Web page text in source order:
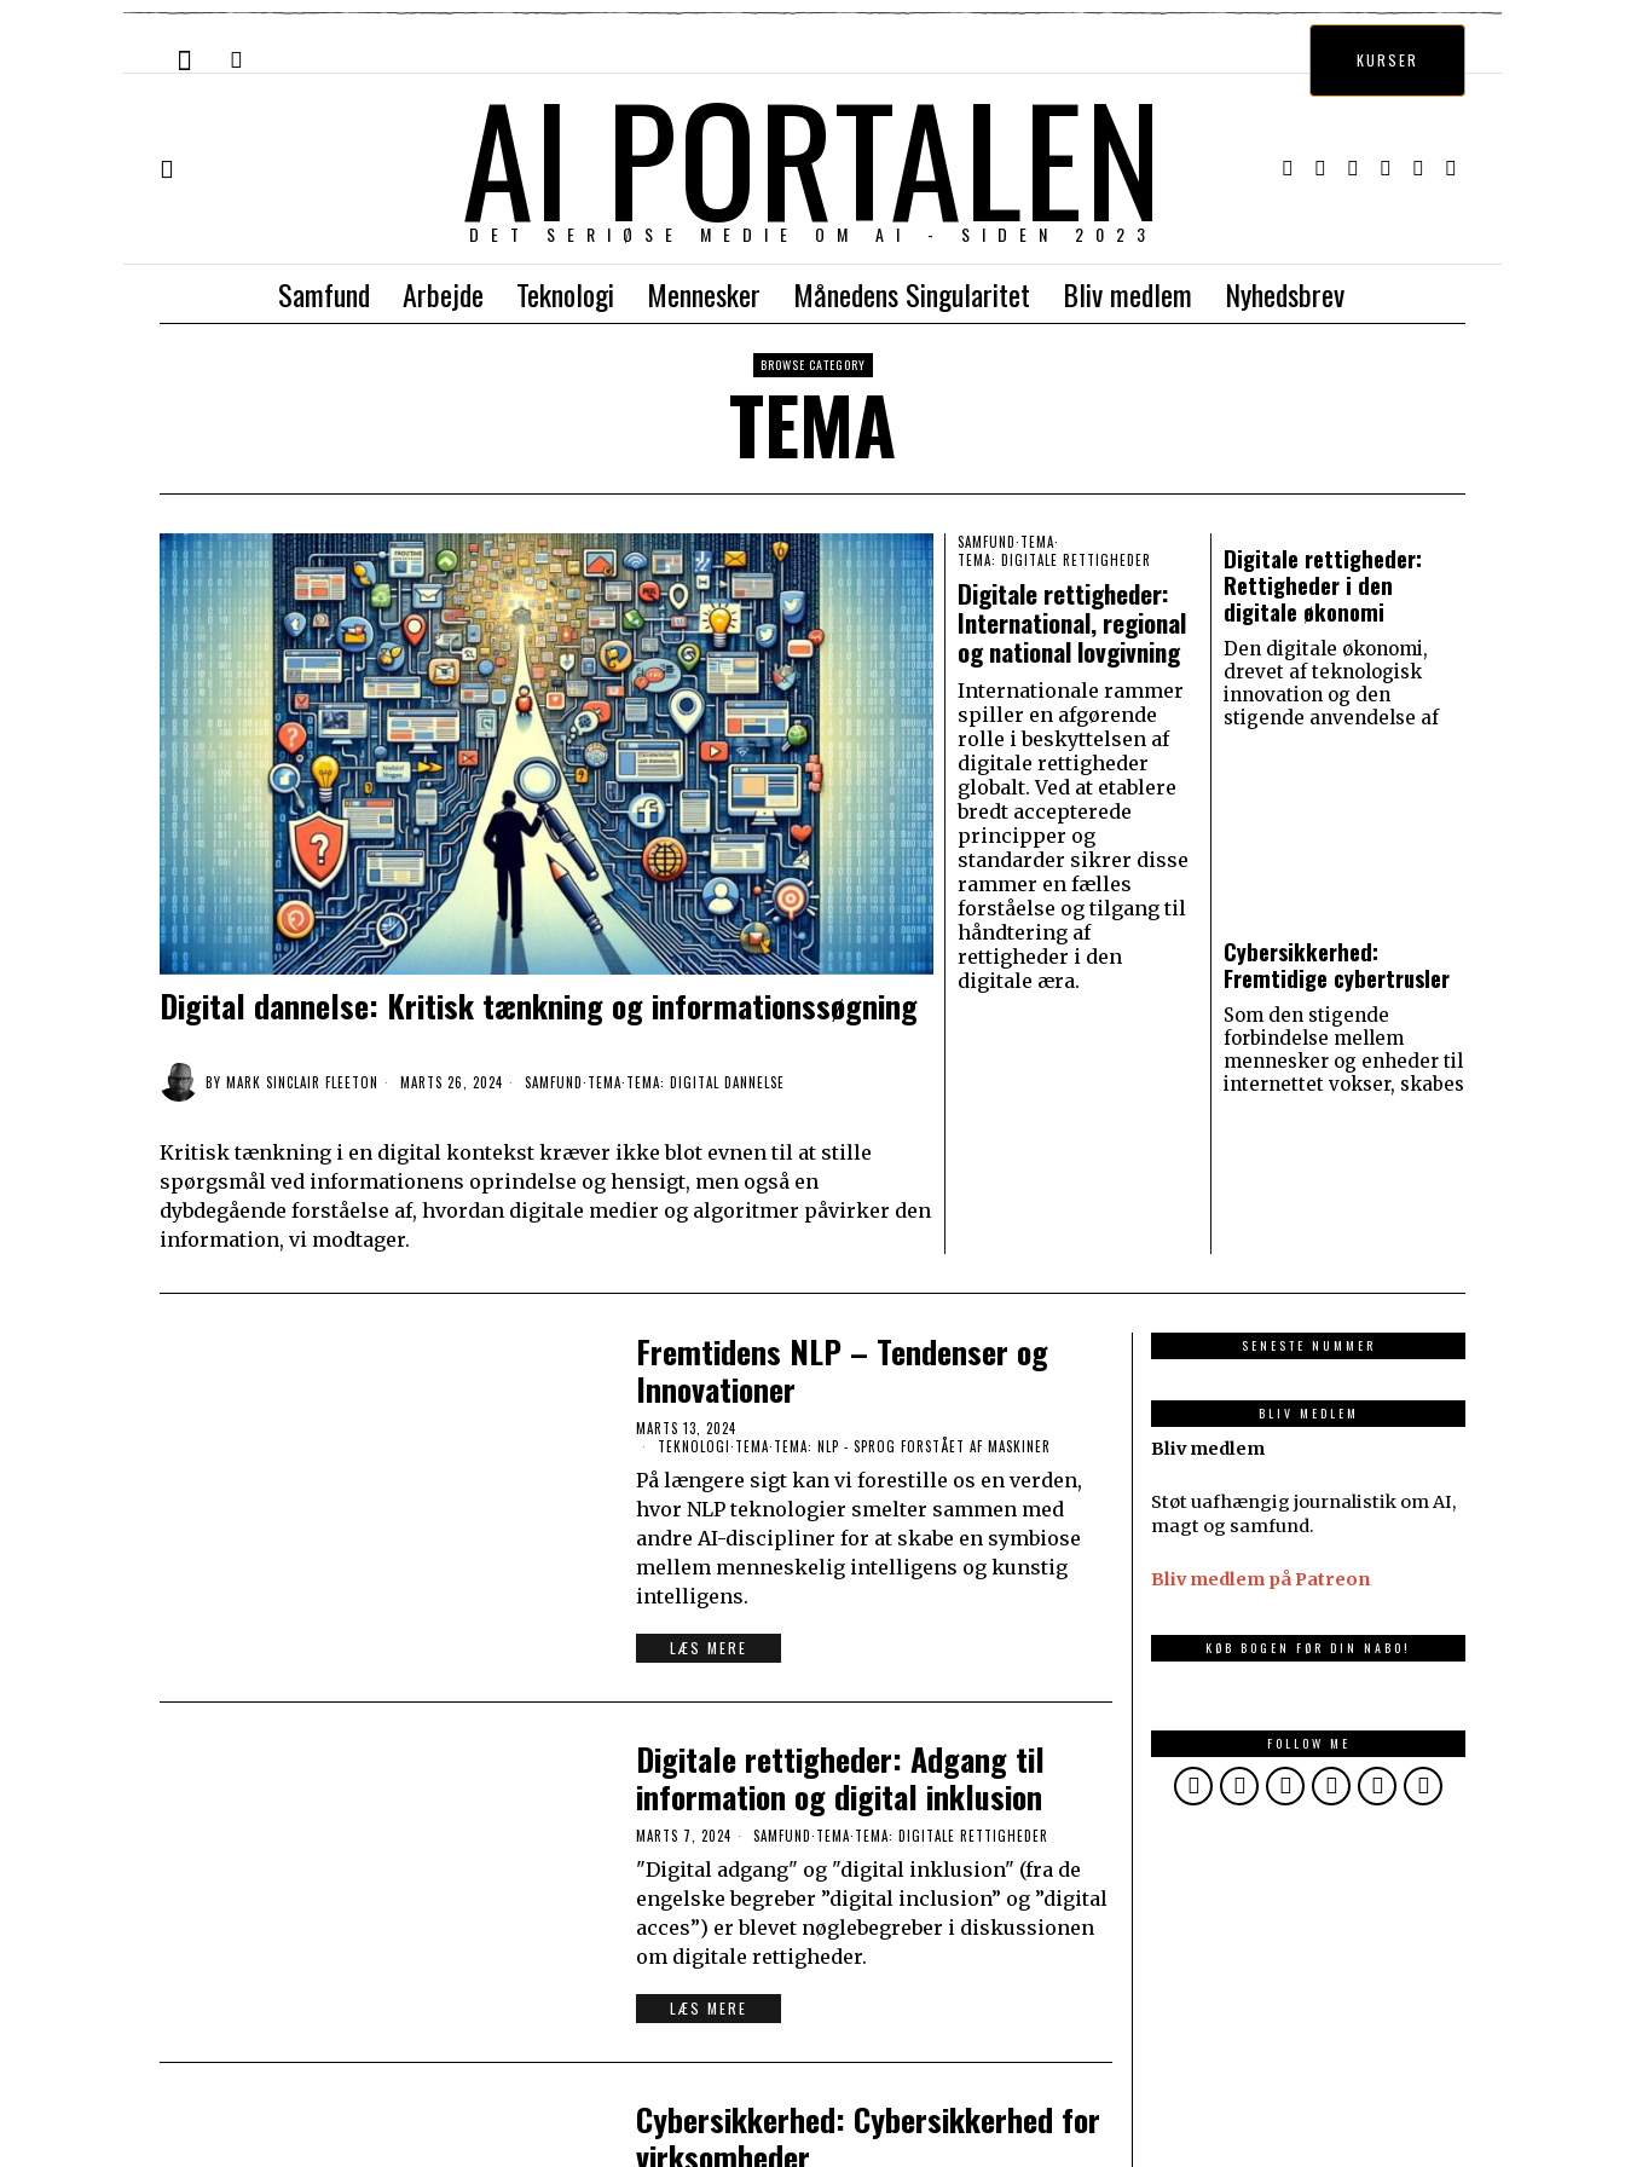
KURSER
AI PORTALEN
DET SERIØSE MEDIE OM AI - SIDEN 2023
Samfund Arbejde Teknologi Mennesker Månedens Singularitet Bliv medlem Nyhedsbrev
BROWSE CATEGORY
TEMA
Digital dannelse: Kritisk tænkning og informationssøgning
BY MARK SINCLAIR FLEETON MARTS 26, 2024 SAMFUND·TEMA·TEMA: DIGITAL DANNELSE
Kritisk tænkning i en digital kontekst kræver ikke blot evnen til at stille
spørgsmål ved informationens oprindelse og hensigt, men også en
dybdegående forståelse af, hvordan digitale medier og algoritmer påvirker den
information, vi modtager.
SAMFUND·TEMA·
TEMA: DIGITALE RETTIGHEDER
Digitale rettigheder:
International, regional
og national lovgivning
Internationale rammer
spiller en afgørende
rolle i beskyttelsen af
digitale rettigheder
globalt. Ved at etablere
bredt accepterede
principper og
standarder sikrer disse
rammer en fælles
forståelse og tilgang til
håndtering af
rettigheder i den
digitale æra.
Digitale rettigheder:
Rettigheder i den
digitale økonomi
Den digitale økonomi,
drevet af teknologisk
innovation og den
stigende anvendelse af
Cybersikkerhed:
Fremtidige cybertrusler
Som den stigende
forbindelse mellem
mennesker og enheder til
internettet vokser, skabes
Fremtidens NLP – Tendenser og
Innovationer
MARTS 13, 2024
TEKNOLOGI·TEMA·TEMA: NLP - SPROG FORSTÅET AF MASKINER
På længere sigt kan vi forestille os en verden,
hvor NLP teknologier smelter sammen med
andre AI-discipliner for at skabe en symbiose
mellem menneskelig intelligens og kunstig
intelligens.
LÆS MERE
Digitale rettigheder: Adgang til
information og digital inklusion
MARTS 7, 2024 SAMFUND·TEMA·TEMA: DIGITALE RETTIGHEDER
"Digital adgang" og "digital inklusion" (fra de
engelske begreber ”digital inclusion” og ”digital
acces”) er blevet nøglebegreber i diskussionen
om digitale rettigheder.
LÆS MERE
Cybersikkerhed: Cybersikkerhed for
virksomheder
SENESTE NUMMER
BLIV MEDLEM
Bliv medlem
Støt uafhængig journalistik om AI,
magt og samfund.
Bliv medlem på Patreon
KØB BOGEN FØR DIN NABO!
FOLLOW ME